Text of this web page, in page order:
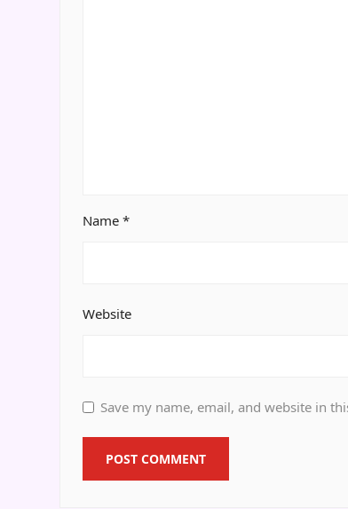
Name*
Website
Save my name, email, and website in